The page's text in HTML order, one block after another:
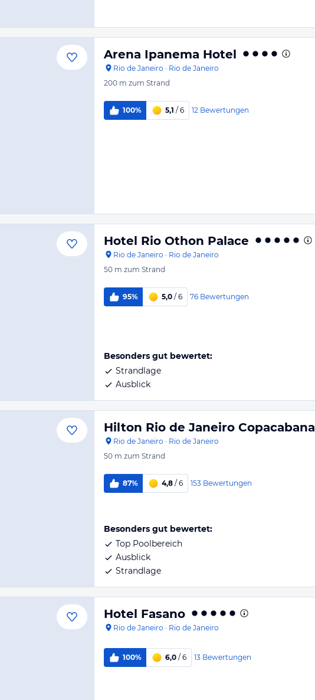
Arena Ipanema Hotel
Rio de Janeiro · Rio de Janeiro
200 m zum Strand
100% 5,1 / 6 12 Bewertungen
Hotel Rio Othon Palace
Rio de Janeiro · Rio de Janeiro
50 m zum Strand
95% 5,0 / 6 76 Bewertungen
Besonders gut bewertet:
Strandlage
Ausblick
Hilton Rio de Janeiro Copacabana
Rio de Janeiro · Rio de Janeiro
50 m zum Strand
87% 4,8 / 6 153 Bewertungen
Besonders gut bewertet:
Top Poolbereich
Ausblick
Strandlage
Hotel Fasano
Rio de Janeiro · Rio de Janeiro
100% 6,0 / 6 13 Bewertungen